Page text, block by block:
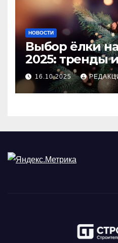
НОВОСТИ
Выбор ёлки
2025: тренды
идеального
16.10.2025